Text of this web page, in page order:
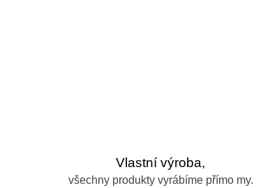
Vlastní výroba,
všechny produkty vyrábíme přímo my.